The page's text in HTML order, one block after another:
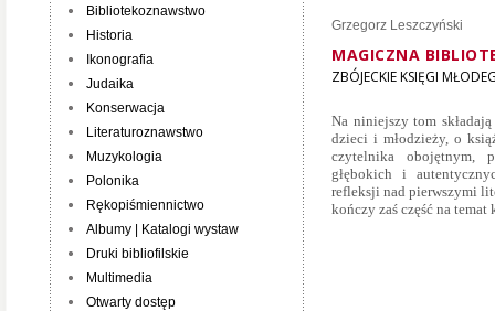
Bibliotekoznawstwo
Historia
Ikonografia
Judaika
Konserwacja
Literaturoznawstwo
Muzykologia
Polonika
Rękopiśmiennictwo
Albumy | Katalogi wystaw
Druki bibliofilskie
Multimedia
Otwarty dostęp
Grzegorz Leszczyński
MAGICZNA
ZBÓJECKIE KSIĘGI
Na niniejszy tom
dzieci i młodzieży, o
czytelnika obojętnym,
głębokich i
refleksji nad pierwszymi
kończy zaś część na